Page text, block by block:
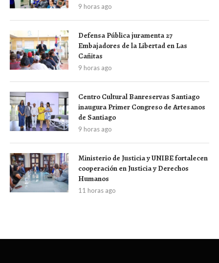
9 horas ago
Defensa Pública juramenta 27
Embajadores de la Libertad en Las
Cañitas
9 horas ago
Centro Cultural Banreservas Santiago
inaugura Primer Congreso de Artesanos
de Santiago
9 horas ago
Ministerio de Justicia y UNIBE fortalecen
cooperación en Justicia y Derechos
Humanos
11 horas ago